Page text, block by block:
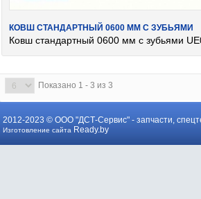
КОВШ СТАНДАРТНЫЙ 0600 ММ С ЗУБЬЯМИ
Ковш стандартный 0600 мм с зубьями
Показано 1 - 3 из 3
2012-2023 © ООО "ДСТ-Сервис" - запчасти,
Изготовление сайта Ready.by